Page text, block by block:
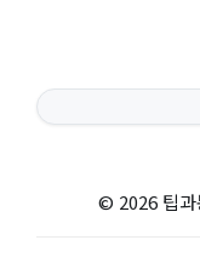
© 2026 팁과